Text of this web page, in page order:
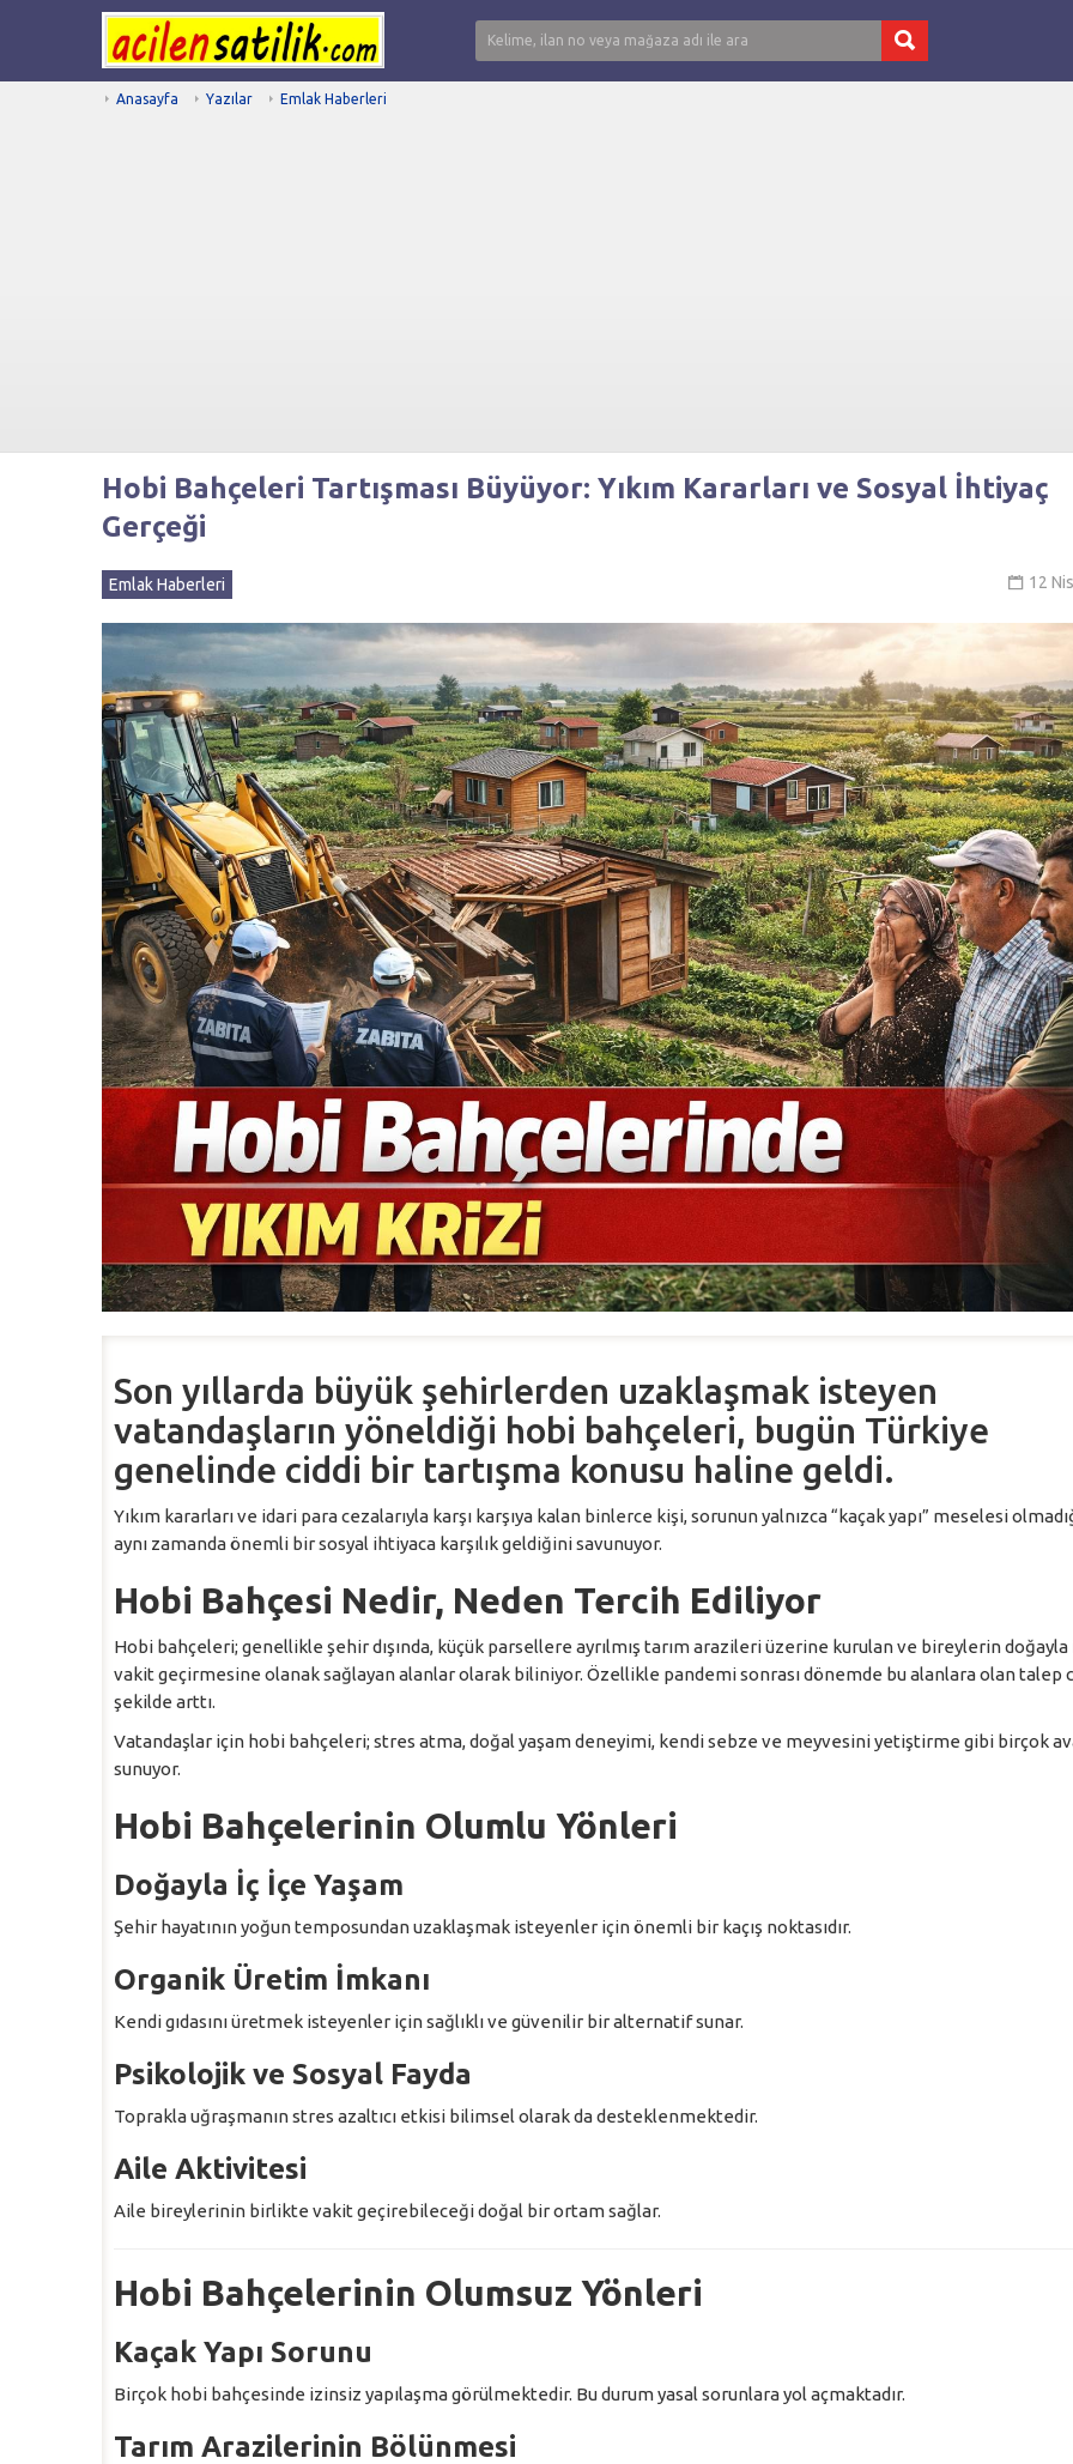
Anasayfa Yazılar Emlak Haberleri
Hobi Bahçeleri Tartışması Büyüyor: Yıkım Kararları ve Sosyal İhtiyaç
Gerçeği
12
Emlak Haberleri
Son yıllarda büyük şehirlerden uzaklaşmak isteyen
vatandaşların yöneldiği hobi bahçeleri, bugün Türkiye
genelinde ciddi bir tartışma konusu haline geldi.
Yıkım kararları ve idari para cezalarıyla karşı karşıya kalan binlerce kişi, sorunun yalnızca “kaçak yapı” meselesi
aynı zamanda önemli bir sosyal ihtiyaca karşılık geldiğini savunuyor.
Hobi Bahçesi Nedir, Neden Tercih Ediliyor
Hobi bahçeleri; genellikle şehir dışında, küçük parsellere ayrılmış tarım arazileri üzerine kurulan ve bireylerin doğayla
vakit geçirmesine olanak sağlayan alanlar olarak biliniyor. Özellikle pandemi sonrası dönemde bu alanlara olan talep
şekilde arttı.
Vatandaşlar için hobi bahçeleri; stres atma, doğal yaşam deneyimi, kendi sebze ve meyvesini yetiştirme gibi birçok
sunuyor.
Hobi Bahçelerinin Olumlu Yönleri
Doğayla İç İçe Yaşam
Şehir hayatının yoğun temposundan uzaklaşmak isteyenler için önemli bir kaçış noktasıdır.
Organik Üretim İmkanı
Kendi gıdasını üretmek isteyenler için sağlıklı ve güvenilir bir alternatif sunar.
Psikolojik ve Sosyal Fayda
Toprakla uğraşmanın stres azaltıcı etkisi bilimsel olarak da desteklenmektedir.
Aile Aktivitesi
Aile bireylerinin birlikte vakit geçirebileceği doğal bir ortam sağlar.
Hobi Bahçelerinin Olumsuz Yönleri
Kaçak Yapı Sorunu
Birçok hobi bahçesinde izinsiz yapılaşma görülmektedir. Bu durum yasal sorunlara yol açmaktadır.
Tarım Arazilerinin Bölünmesi